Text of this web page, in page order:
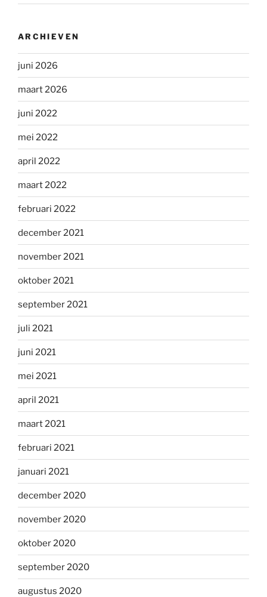
ARCHIEVEN
juni 2026
maart 2026
juni 2022
mei 2022
april 2022
maart 2022
februari 2022
december 2021
november 2021
oktober 2021
september 2021
juli 2021
juni 2021
mei 2021
april 2021
maart 2021
februari 2021
januari 2021
december 2020
november 2020
oktober 2020
september 2020
augustus 2020